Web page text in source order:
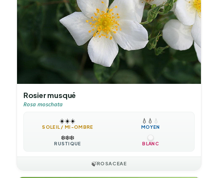
Rosier musqué
Rosa moschata
☀️☀️☀️
SOLEIL / MI-OMBRE
💧 💧 💧
MOYEN
❄️❄️❄️
RUSTIQUE BLANC
🍃ROSACEAE